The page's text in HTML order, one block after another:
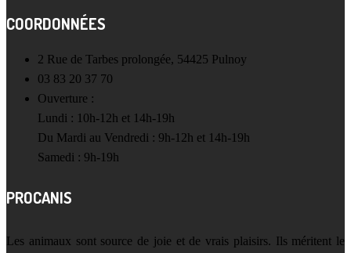
COORDONNÉES
2 Rue de Tarbes prolongée, 54425 Pulnoy
03 83 20 37 70
Ouverture :
Lundi : 10h-12h et 14h-19h
Du Mardi au Vendredi : 9h-12h et 14h-19h
Samedi : 9h-19h
PROCANIS
Les animaux sont source de joie et de vrais plaisirs. Ils méritent le